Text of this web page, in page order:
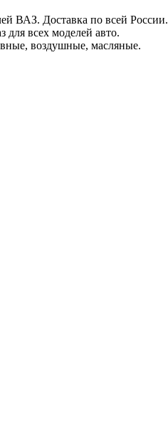
ВАЗ. Доставка по всей России.
для всех моделей авто.
воздушные, масляные.